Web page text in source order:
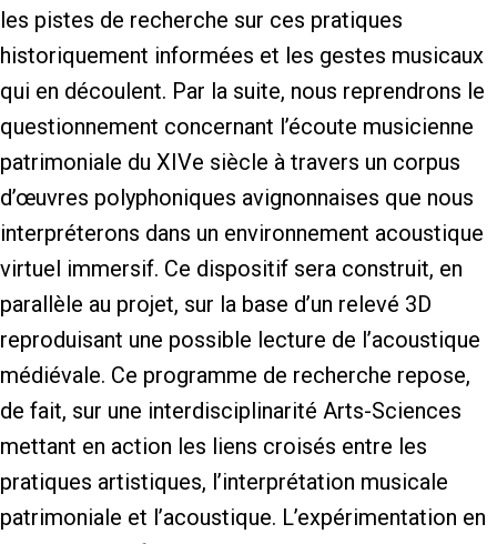
les pistes de recherche sur ces pratiques
historiquement informées et les gestes musicaux
qui en découlent. Par la suite, nous reprendrons le
questionnement concernant l’écoute musicienne
patrimoniale du XIVe siècle à travers un corpus
d’œuvres polyphoniques avignonnaises que nous
interpréterons dans un environnement acoustique
virtuel immersif. Ce dispositif sera construit, en
parallèle au projet, sur la base d’un relevé 3D
reproduisant une possible lecture de l’acoustique
médiévale. Ce programme de recherche repose,
de fait, sur une interdisciplinarité Arts-Sciences
mettant en action les liens croisés entre les
pratiques artistiques, l’interprétation musicale
patrimoniale et l’acoustique. L’expérimentation en